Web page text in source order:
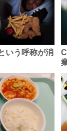
いう呼称が消